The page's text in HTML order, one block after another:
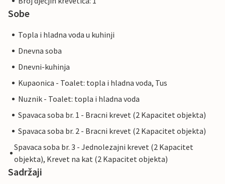
Sobe
Topla i hladna voda u kuhinji
Dnevna soba
Dnevni-kuhinja
Kupaonica - Toalet: topla i hladna voda, Tus
Nuznik - Toalet: topla i hladna voda
Spavaca soba br. 1 - Bracni krevet (2 Kapacitet objekta)
Spavaca soba br. 2 - Bracni krevet (2 Kapacitet objekta)
Spavaca soba br. 3 - Jednolezajni krevet (2 Kapacitet
objekta), Krevet na kat (2 Kapacitet objekta)
Sadržaji